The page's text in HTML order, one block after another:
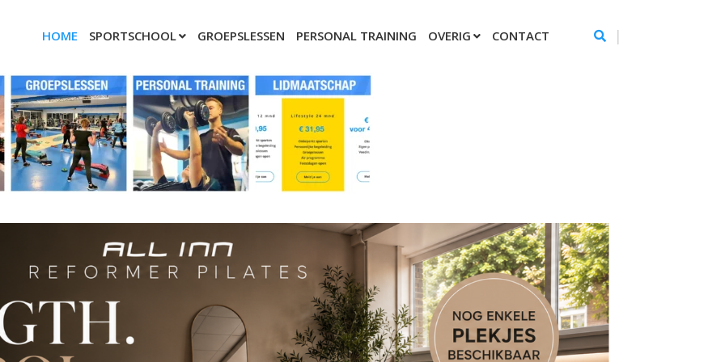
HOME SPORTSCHOOL GROEPSLESSEN PERSONAL TRAINING OVERIG CONTACT |